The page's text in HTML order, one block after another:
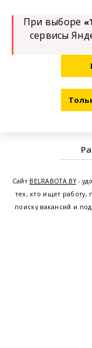
Сайт BELRABOTA.BY-
тех, кто ищет
поиску вакансий и
При выборе
сервисы